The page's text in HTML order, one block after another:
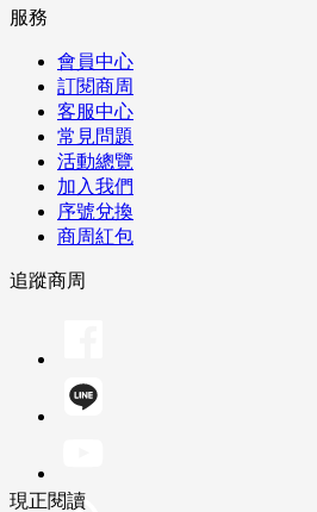
服務
會員中心
訂閱商周
客服中心
常見問題
活動總覽
加入我們
序號兌換
商周紅包
追蹤商周
現正閱讀